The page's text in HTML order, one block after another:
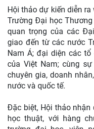
Hội thảo dự kiến diễn
Trường Đại học
quan trọng của các
giao đến từ các nước
Nam Á; đại diện các tổ
của Việt Nam; cùng
chuyên gia, doanh
nước và quốc tế.
Đặc biệt, Hội thảo
học thuật, với hàng